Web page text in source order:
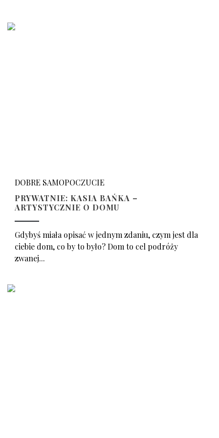
DOBRE SAMOPOCZUCIE
PRYWATNIE: KASIA BAŃKA –
ARTYSTYCZNIE O DOMU
Gdybyś miała opisać w jednym zdaniu, czym jest dla
ciebie dom, co by to było? Dom to cel podróży
zwanej...